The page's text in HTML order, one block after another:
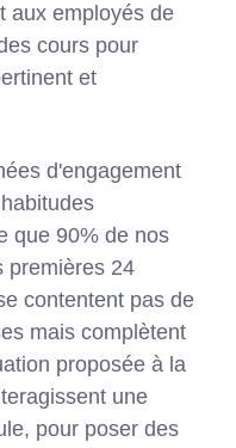
aux employés de
cours pour
et
d'engagement
que 90% de nos
premières 24
contentent pas de
mais complètent
proposée à la
une
pour poser des